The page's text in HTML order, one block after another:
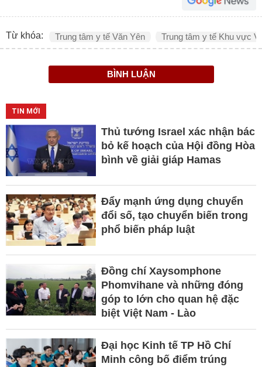
Từ khóa: Trung tâm y tế Văn Yên Trung tâm y tế Khu vực
BÌNH LUẬN
TIN MỚI
Thủ tướng Israel xác nhận bác
bỏ kế hoạch của Hội đồng Hòa
bình về giải giáp Hamas
Đẩy mạnh ứng dụng chuyển
đổi số, tạo chuyển biến trong
phổ biến pháp luật
Đồng chí Xaysomphone
Phomvihane và những đóng
góp to lớn cho quan hệ đặc
biệt Việt Nam - Lào
Đại học Kinh tế TP Hồ Chí
Minh công bố điểm trúng